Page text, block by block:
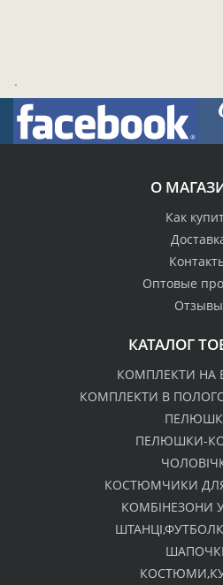
.
О
Как
Оптовые
Отзывы
КАТАЛОГ
КОМПЛЕКТИ НА
КОМПЛЕКТИ В
ПЕЛЮШКИ-
КОСТЮМЧИКИ
КОМБІНЕЗОНИ